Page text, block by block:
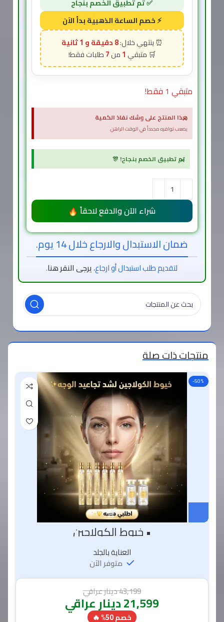
7 دقيقة و 58 ثانية
1
7
متبقي 1 فقط!
هذا المنتج على وشك نفاذ الكمية
يصعب توافره مجدداً في الوقت الراهن.
×
تم تطبيق الخصم بنجاح! 🎊
×
شراء الآن والدفع لاحقاً
ضمان الاستبدال والارجاع خلال 14 يوم.
لتقديم طلب استبدال أو ارجاع،يرجى النقر هنا.
منتجات ذات صلة
-50%
• خيوط الكولاجين
العناية بالجلد
متوفر الآن
43,199دينار عراقي
21,599دينار عراقي
خصم 50% 🔥